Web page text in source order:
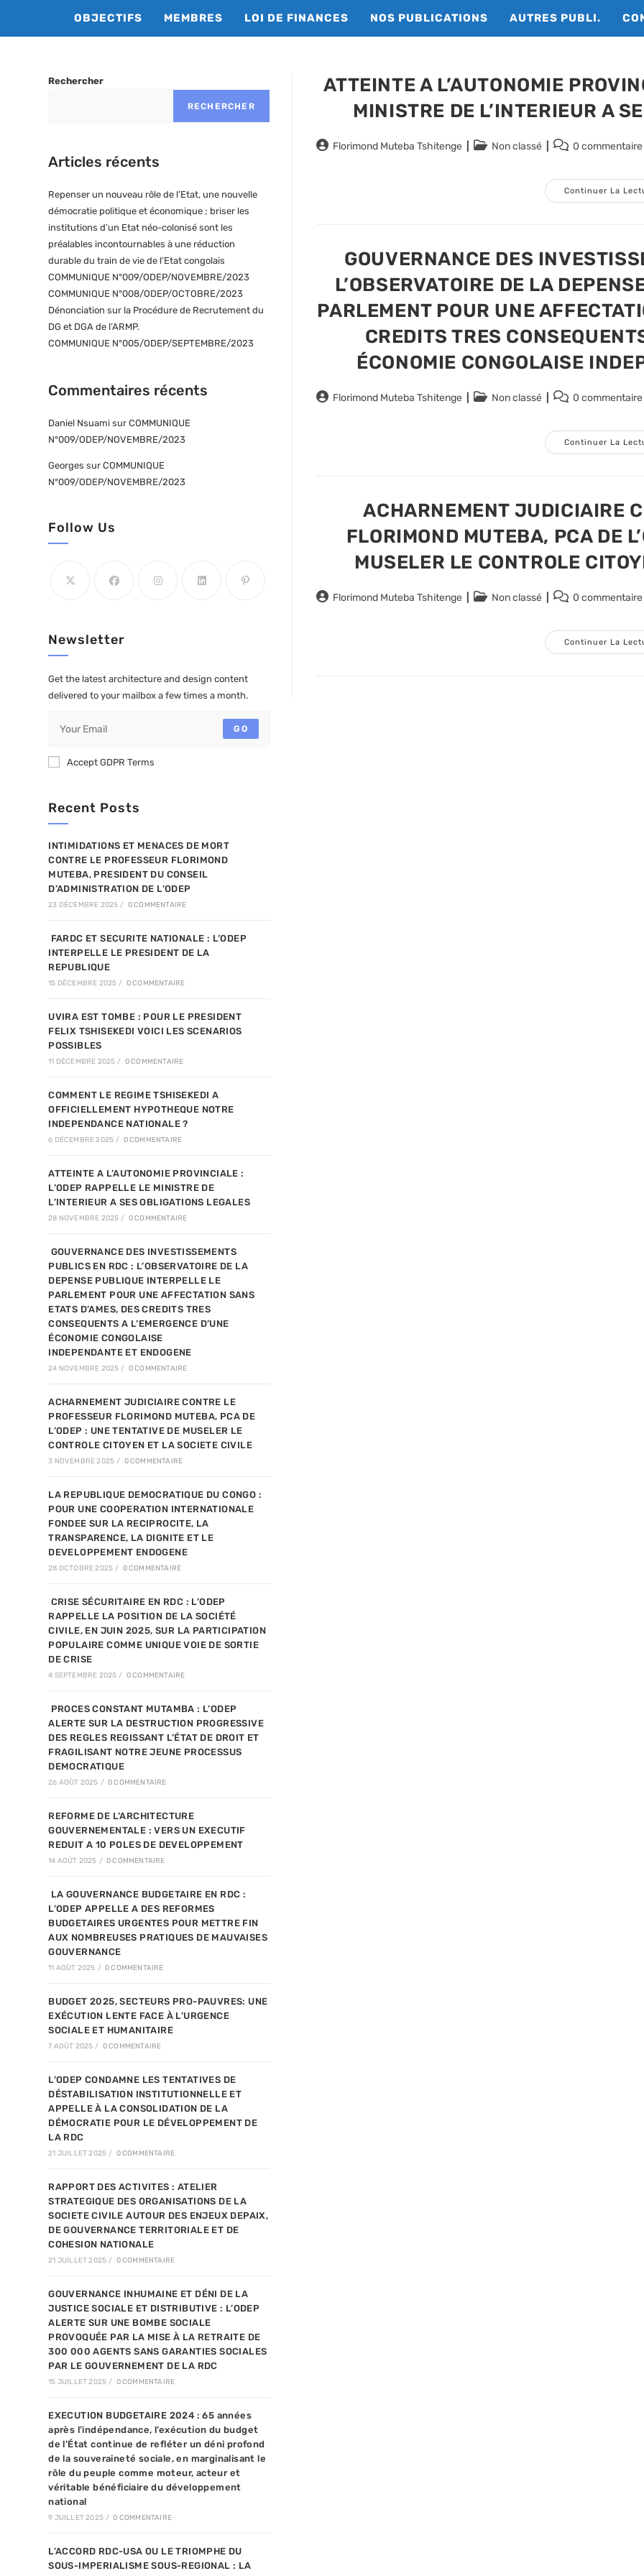
OBJECTIFS MEMBRES LOI DE FINANCES NOS PUBLICATIONS AUTRES PUBLI.
ATTEINTE A L’AUTONOMIE
MINISTRE DE L’INTERIEUR A
Auteur/autrice
Florimond Muteba Tshitenge
PostNon classé
Commentaires
publication :
0 commentaire
Continuer La
GOUVERNANCE DES
L’OBSERVATOIRE DE LA
PARLEMENT POUR UNE
CREDITS TRES
ÉCONOMIE CONGOLAISE
Auteur/autrice
Florimond Muteba Tshitenge
PostNon classé
Commentaires
publication :
0 commentaire
Continuer La
ACHARNEMENT JUDICIAIRE
FLORIMOND MUTEBA, PCA DE
MUSELER LE CONTROLE
Auteur/autrice
Florimond Muteba Tshitenge
PostNon classé
Commentaires
publication :
0 commentaire
Continuer La
Rechercher
RECHERCHER
Articles récents
Repenser un nouveau rôle de l’Etat, une nouvelle
démocratie politique et économique ; briser les
institutions d’un Etat néo-colonisé sont les
préalables incontournables à une réduction
durable du train de vie de l’Etat congolais
COMMUNIQUE N°009/ODEP/NOVEMBRE/2023
COMMUNIQUE N°008/ODEP/OCTOBRE/2023
Dénonciation sur la Procédure de Recrutement du
DG et DGA de l’ARMP.
COMMUNIQUE N°005/ODEP/SEPTEMBRE/2023
Commentaires récents
Daniel Nsuami surCOMMUNIQUE
N°009/ODEP/NOVEMBRE/2023
Georges surCOMMUNIQUE
N°009/ODEP/NOVEMBRE/2023
Follow Us
Newsletter
Get the latest architecture and design content
delivered to your mailbox a few times a month.
GO
Accept GDPR Terms
Recent Posts
INTIMIDATIONS ET MENACES DE MORT
CONTRE LE PROFESSEUR FLORIMOND
MUTEBA, PRESIDENT DU CONSEIL
D’ADMINISTRATION DE L’ODEP
23 DÉCEMBRE 2025 / 0 COMMENTAIRE
FARDC ET SECURITE NATIONALE : L’ODEP
INTERPELLE LE PRESIDENT DE LA
REPUBLIQUE
15 DÉCEMBRE 2025 / 0 COMMENTAIRE
UVIRA EST TOMBE : POUR LE PRESIDENT
FELIX TSHISEKEDI VOICI LES SCENARIOS
POSSIBLES
11 DÉCEMBRE 2025 / 0 COMMENTAIRE
COMMENT LE REGIME TSHISEKEDI A
OFFICIELLEMENT HYPOTHEQUE NOTRE
INDEPENDANCE NATIONALE ?
6 DÉCEMBRE 2025 / 0 COMMENTAIRE
ATTEINTE A L’AUTONOMIE PROVINCIALE :
L’ODEP RAPPELLE LE MINISTRE DE
L’INTERIEUR A SES OBLIGATIONS LEGALES
28 NOVEMBRE 2025 / 0 COMMENTAIRE
GOUVERNANCE DES INVESTISSEMENTS
PUBLICS EN RDC : L’OBSERVATOIRE DE LA
DEPENSE PUBLIQUE INTERPELLE LE
PARLEMENT POUR UNE AFFECTATION SANS
ETATS D’AMES, DES CREDITS TRES
CONSEQUENTS A L’EMERGENCE D’UNE
ÉCONOMIE CONGOLAISE
INDEPENDANTE ET ENDOGENE
24 NOVEMBRE 2025 / 0 COMMENTAIRE
ACHARNEMENT JUDICIAIRE CONTRE LE
PROFESSEUR FLORIMOND MUTEBA, PCA DE
L’ODEP : UNE TENTATIVE DE MUSELER LE
CONTROLE CITOYEN ET LA SOCIETE CIVILE
3 NOVEMBRE 2025 / 0 COMMENTAIRE
LA REPUBLIQUE DEMOCRATIQUE DU CONGO :
POUR UNE COOPERATION INTERNATIONALE
FONDEE SUR LA RECIPROCITE, LA
TRANSPARENCE, LA DIGNITE ET LE
DEVELOPPEMENT ENDOGENE
28 OCTOBRE 2025 / 0 COMMENTAIRE
CRISE SÉCURITAIRE EN RDC : L’ODEP
RAPPELLE LA POSITION DE LA SOCIÉTÉ
CIVILE, EN JUIN 2025, SUR LA PARTICIPATION
POPULAIRE COMME UNIQUE VOIE DE SORTIE
DE CRISE
4 SEPTEMBRE 2025 / 0 COMMENTAIRE
PROCES CONSTANT MUTAMBA : L’ODEP
ALERTE SUR LA DESTRUCTION PROGRESSIVE
DES REGLES REGISSANT L’ÉTAT DE DROIT ET
FRAGILISANT NOTRE JEUNE PROCESSUS
DEMOCRATIQUE
26 AOÛT 2025 / 0 COMMENTAIRE
REFORME DE L’ARCHITECTURE
GOUVERNEMENTALE : VERS UN EXECUTIF
REDUIT A 10 POLES DE DEVELOPPEMENT
14 AOÛT 2025 / 0 COMMENTAIRE
LA GOUVERNANCE BUDGETAIRE EN RDC :
L’ODEP APPELLE A DES REFORMES
BUDGETAIRES URGENTES POUR METTRE FIN
AUX NOMBREUSES PRATIQUES DE MAUVAISES
GOUVERNANCE
11 AOÛT 2025 / 0 COMMENTAIRE
BUDGET 2025, SECTEURS PRO-PAUVRES: UNE
EXÉCUTION LENTE FACE À L’URGENCE
SOCIALE ET HUMANITAIRE
7 AOÛT 2025 / 0 COMMENTAIRE
L’ODEP CONDAMNE LES TENTATIVES DE
DÉSTABILISATION INSTITUTIONNELLE ET
APPELLE À LA CONSOLIDATION DE LA
DÉMOCRATIE POUR LE DÉVELOPPEMENT DE
LA RDC
21 JUILLET 2025 / 0 COMMENTAIRE
RAPPORT DES ACTIVITES : ATELIER
STRATEGIQUE DES ORGANISATIONS DE LA
SOCIETE CIVILE AUTOUR DES ENJEUX DEPAIX,
DE GOUVERNANCE TERRITORIALE ET DE
COHESION NATIONALE
21 JUILLET 2025 / 0 COMMENTAIRE
GOUVERNANCE INHUMAINE ET DÉNI DE LA
JUSTICE SOCIALE ET DISTRIBUTIVE : L’ODEP
ALERTE SUR UNE BOMBE SOCIALE
PROVOQUÉE PAR LA MISE À LA RETRAITE DE
300 000 AGENTS SANS GARANTIES SOCIALES
PAR LE GOUVERNEMENT DE LA RDC
15 JUILLET 2025 / 0 COMMENTAIRE
EXECUTION BUDGETAIRE 2024 : 65 années
après l’indépendance, l’exécution du budget
de l’État continue de refléter un déni profond
de la souveraineté sociale, en marginalisant le
rôle du peuple comme moteur, acteur et
véritable bénéficiaire du développement
national
9 JUILLET 2025 / 0 COMMENTAIRE
L’ACCORD RDC-USA OU LE TRIOMPHE DU
SOUS-IMPERIALISME SOUS-REGIONAL : LA